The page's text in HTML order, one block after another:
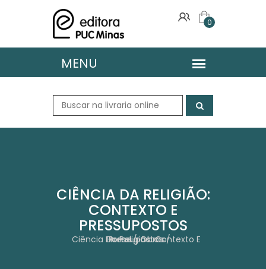
0
CIÊNCIA DA RELIGIÃO:
CONTEXTO E
PRESSUPOSTOS
Home Obras
Ciência Da Religião: Contexto E Pressupostos